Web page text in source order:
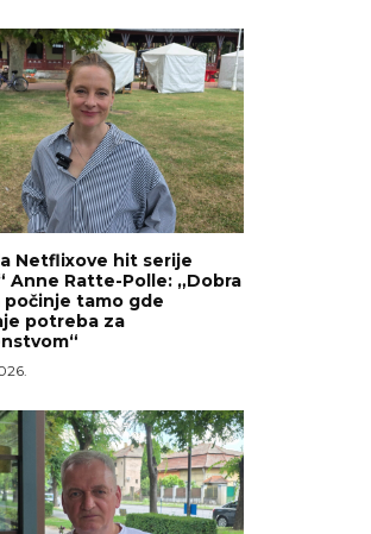
Netflixove hit serije
Anne Ratte-Polle: „Dobra
počinje tamo gde
potreba za